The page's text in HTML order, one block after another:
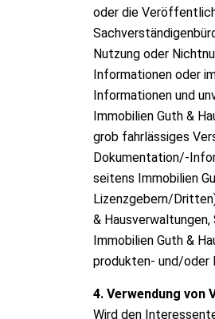
oder die
Nutzung oder
Informationen oder
Informationen und
Immobilien Guth &
grob fahrlässiges
Dokumentation/-
seitens Immobilien
Lizenzgebern/
& Hausverwaltungen,
Immobilien Guth &
produkten- und/oder
4. Verwendung von
Wird den